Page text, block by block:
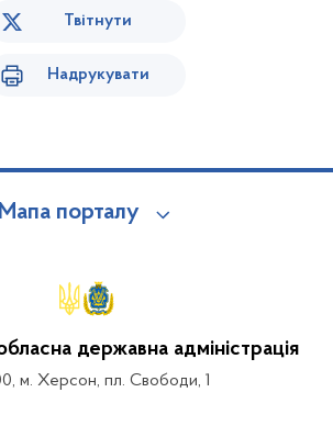
Твітнути
Надрукувати
Мапа порталу
державна адміністрація
м. Херсон, пл. Свободи, 1